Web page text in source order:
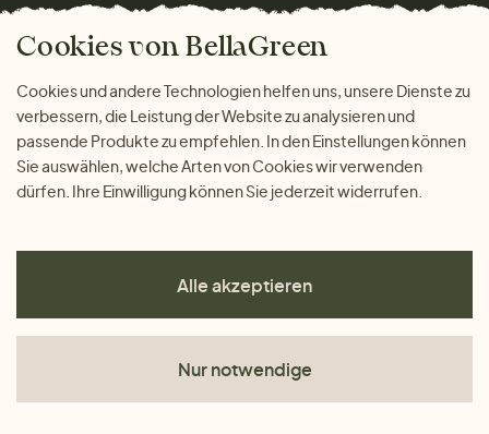
Bella Green Magazin
Geschenke
Warum bei uns einkaufen
ZAHLUNGSMÖGLICHKEITEN
Cookies von BellaGreen
Cookies und andere Technologien helfen uns, unsere Dienste zu
verbessern, die Leistung der Website zu analysieren und
passende Produkte zu empfehlen. In den Einstellungen können
Sie auswählen, welche Arten von Cookies wir verwenden
dürfen. Ihre Einwilligung können Sie jederzeit widerrufen.
Alle akzeptieren
Nur notwendige